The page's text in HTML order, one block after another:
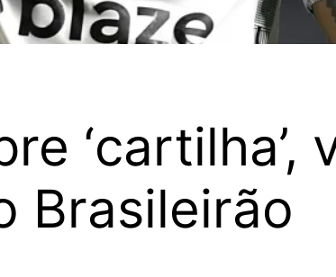
Brasileirão